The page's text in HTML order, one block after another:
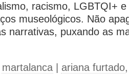
racismo, LGBTQI+
museológicos. Não
narrativas, puxando as
martalanca ariana furtado